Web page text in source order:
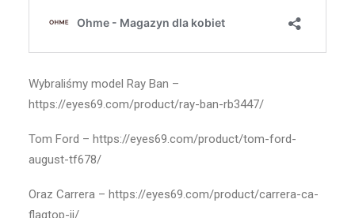
Wybraliśmy model Ray Ban –
https://eyes69.com/product/ray-ban-rb3447/
Tom Ford – https://eyes69.com/product/tom-ford-
august-tf678/
Oraz Carrera – https://eyes69.com/product/carrera-ca-
flagtop-ii/